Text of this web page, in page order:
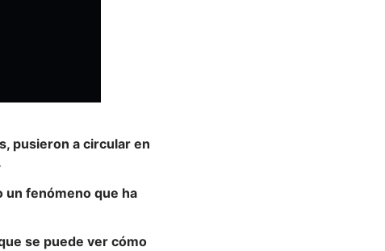
pusieron a circular en
un fenómeno que ha
se puede ver cómo